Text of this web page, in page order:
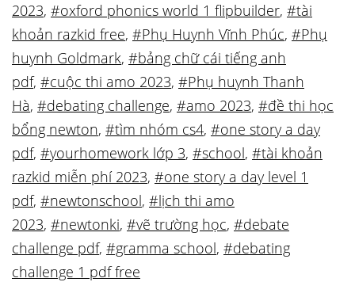
2023, #oxford phonics world 1 flipbuilder, #tài
khoản razkid free, #Phụ Huynh Vĩnh Phúc, #Phụ
huynh Goldmark, #bảng chữ cái tiếng anh
pdf, #cuộc thi amo 2023, #Phụ huynh Thanh
Hà, #debating challenge, #amo 2023, #đề thi học
bổng newton, #tìm nhóm cs4, #one story a day
pdf, #yourhomework lớp 3, #school, #tài khoản
razkid miễn phí 2023, #one story a day level 1
pdf, #newtonschool, #lịch thi amo
2023, #newtonki, #vẽ trường học, #debate
challenge pdf, #gramma school, #debating
challenge 1 pdf free